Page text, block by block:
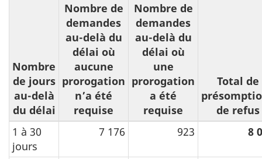
Nombre
de jours
au-delà
du délai
Nombre de
demandes
au-delà du
délai où
aucune
prorogation
n’a été
requise
Nombre de
demandes
au-delà du
délai où
une
prorogation
a été
requise
Total de
de refus
1 à 30
jours
7 176 923 8